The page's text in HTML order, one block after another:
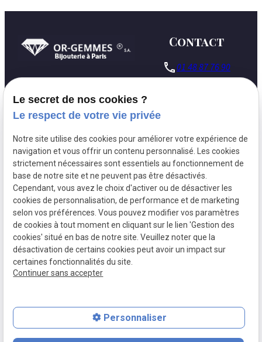
Contact
phone01 48 87 76 90
schedule
09h30 - 18h00
Mentions légales
Politique de
confidentialité
Gestion
des
cookies
Siret:30581584700010
Le secret de nos cookies ?
Le respect de votre vie privée
Notre site utilise des cookies pour améliorer votre expérience de
navigation et vous offrir un contenu personnalisé. Les cookies
strictement nécessaires sont essentiels au fonctionnement de
base de notre site et ne peuvent pas être désactivés.
Cependant, vous avez le choix d'activer ou de désactiver les
cookies de personnalisation, de performance et de marketing
selon vos préférences. Vous pouvez modifier vos paramètres
de cookies à tout moment en cliquant sur le lien 'Gestion des
cookies' situé en bas de notre site. Veuillez noter que la
désactivation de certains cookies peut avoir un impact sur
certaines fonctionnalités du site.
Continuer sans accepter
Personnaliser